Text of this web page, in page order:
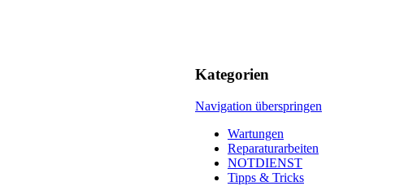
Kategorien
Navigation überspringen
Wartungen
Reparaturarbeiten
NOTDIENST
Tipps & Tricks